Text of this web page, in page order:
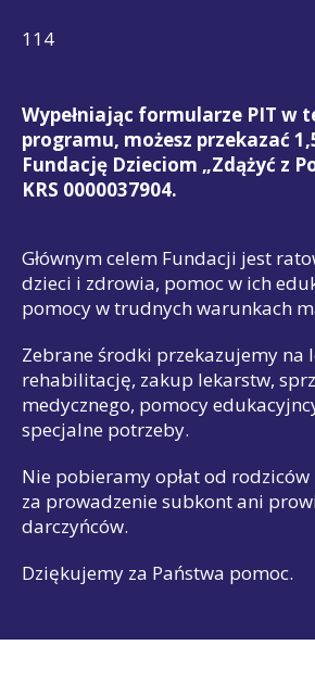
114
Wypełniając formularze PIT w
programu, możesz przekazać
Fundację Dzieciom „Zdążyć z
KRS 0000037904.
Głównym celem Fundacji jest
dzieci i zdrowia, pomoc w ich
pomocy w trudnych warunkach
Zebrane środki przekazujemy na
rehabilitację, zakup lekarstw,
medycznego, pomocy
specjalne potrzeby.
Nie pobieramy opłat od rodziców
za prowadzenie subkont ani
darczyńców.
Dziękujemy za Państwa pomoc.